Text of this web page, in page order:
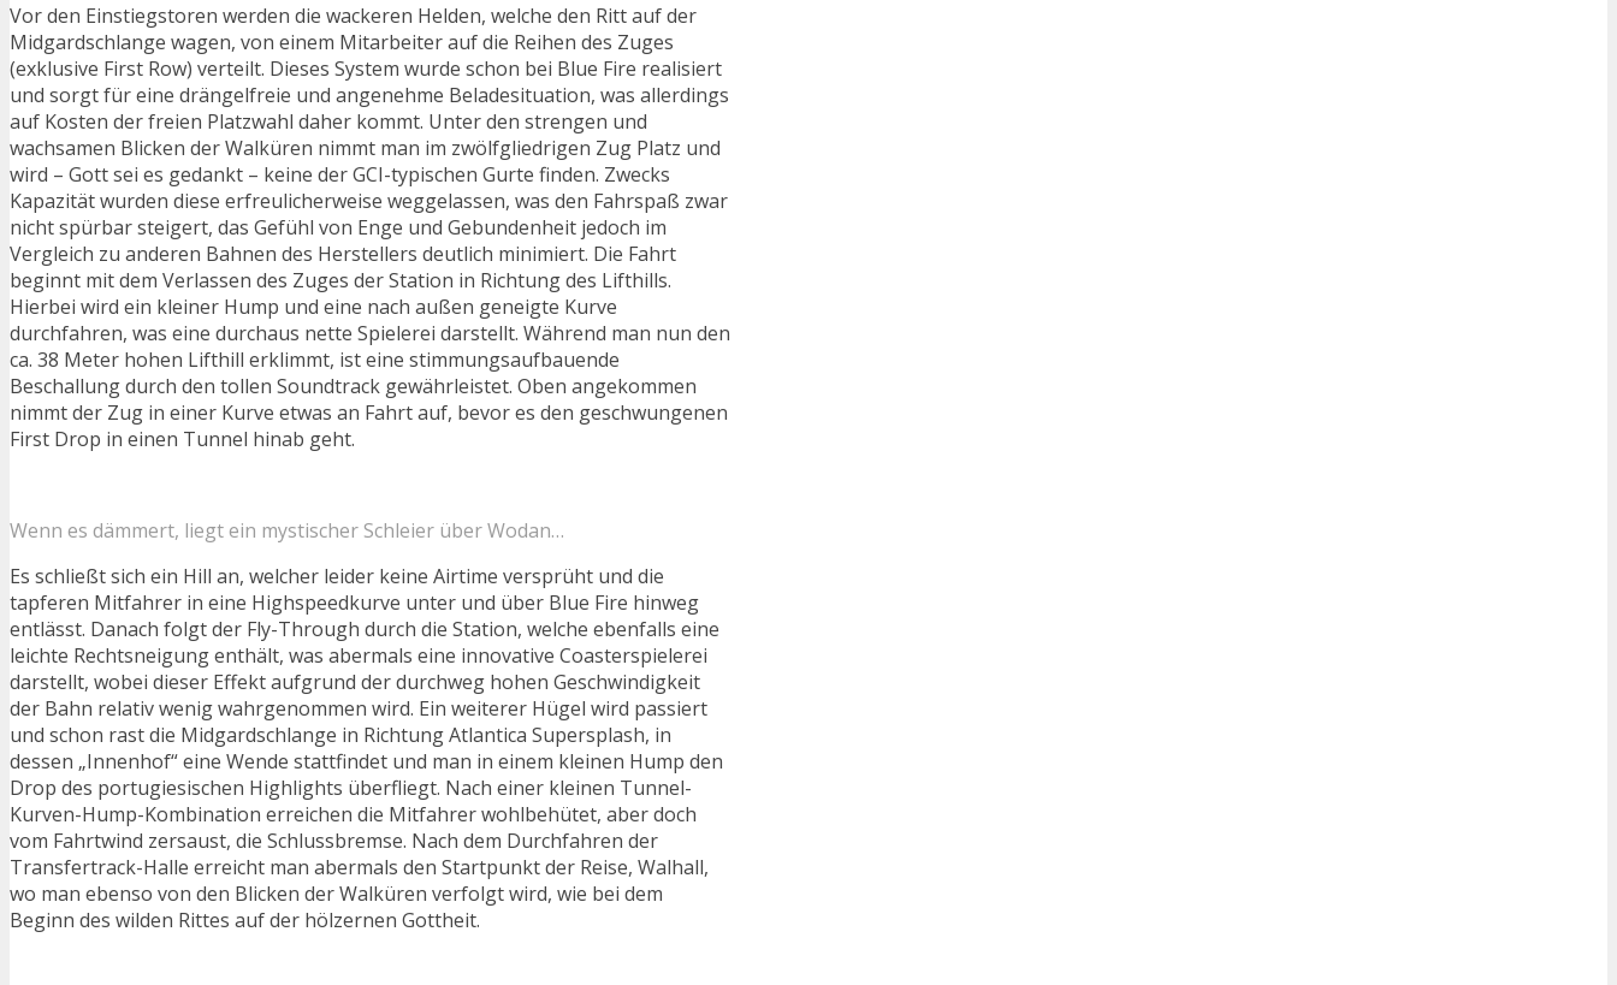
Vor den Einstiegstoren werden die wackeren Helden, welche den Ritt auf der
Midgardschlange wagen, von einem Mitarbeiter auf die Reihen des Zuges
(exklusive First Row) verteilt. Dieses System wurde schon bei Blue Fire realisiert
und sorgt für eine drängelfreie und angenehme Beladesituation, was allerdings
auf Kosten der freien Platzwahl daher kommt. Unter den strengen und
wachsamen Blicken der Walküren nimmt man im zwölfgliedrigen Zug Platz und
wird – Gott sei es gedankt – keine der GCI-typischen Gurte finden. Zwecks
Kapazität wurden diese erfreulicherweise weggelassen, was den Fahrspaß zwar
nicht spürbar steigert, das Gefühl von Enge und Gebundenheit jedoch im
Vergleich zu anderen Bahnen des Herstellers deutlich minimiert. Die Fahrt
beginnt mit dem Verlassen des Zuges der Station in Richtung des Lifthills.
Hierbei wird ein kleiner Hump und eine nach außen geneigte Kurve
durchfahren, was eine durchaus nette Spielerei darstellt. Während man nun den
ca. 38 Meter hohen Lifthill erklimmt, ist eine stimmungsaufbauende
Beschallung durch den tollen Soundtrack gewährleistet. Oben angekommen
nimmt der Zug in einer Kurve etwas an Fahrt auf, bevor es den geschwungenen
First Drop in einen Tunnel hinab geht.
Wenn es dämmert, liegt ein mystischer Schleier über Wodan…
Es schließt sich ein Hill an, welcher leider keine Airtime versprüht und die
tapferen Mitfahrer in eine Highspeedkurve unter und über Blue Fire hinweg
entlässt. Danach folgt der Fly-Through durch die Station, welche ebenfalls eine
leichte Rechtsneigung enthält, was abermals eine innovative Coasterspielerei
darstellt, wobei dieser Effekt aufgrund der durchweg hohen Geschwindigkeit
der Bahn relativ wenig wahrgenommen wird. Ein weiterer Hügel wird passiert
und schon rast die Midgardschlange in Richtung Atlantica Supersplash, in
dessen „Innenhof“ eine Wende stattfindet und man in einem kleinen Hump den
Drop des portugiesischen Highlights überfliegt. Nach einer kleinen Tunnel-
Kurven-Hump-Kombination erreichen die Mitfahrer wohlbehütet, aber doch
vom Fahrtwind zersaust, die Schlussbremse. Nach dem Durchfahren der
Transfertrack-Halle erreicht man abermals den Startpunkt der Reise, Walhall,
wo man ebenso von den Blicken der Walküren verfolgt wird, wie bei dem
Beginn des wilden Rittes auf der hölzernen Gottheit.